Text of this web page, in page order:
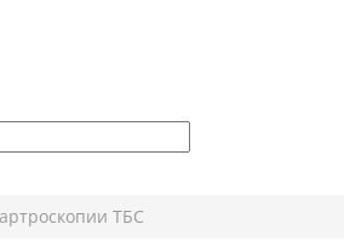
ТБС